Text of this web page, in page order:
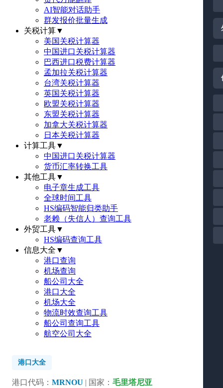
AI智能对话助手
群发报价批量生成
关税计算▼
美国关税计算器
中国进口关税计算器
巴西进口税费计算器
孟加拉关税计算器
台湾关税计算器
英国关税计算器
欧盟关税计算器
东盟关税计算器
加拿大关税计算器
日本关税计算器
计算工具▼
中国进口关税计算器
货币汇率转换工具
其他工具▼
电子章生成工具
全球时间工具
HS编码智能归类助手
老赖（失信人）查询工具
外贸工具▼
HS编码查询工具
信息大全 ▼
港口查询
机场查询
船公司大全
港口大全
机场大全
物流时效查询工具
船公司查询工具
航空公司大全
港口大全
港口代码： MRNOU | 国家： 毛里塔尼亚